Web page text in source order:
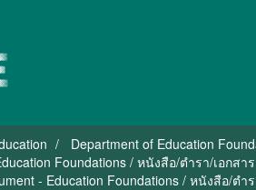
Department of Education
Foundations / หนังสือ/ตำรา/เอกส
- Education Foundations / หนังสือ/ต